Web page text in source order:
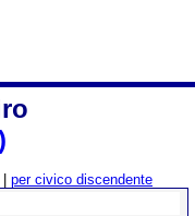
per civico discendente